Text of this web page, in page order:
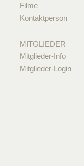
Filme
Kontaktperson
MITGLIEDER
Mitglieder-Info
Mitglieder-Login